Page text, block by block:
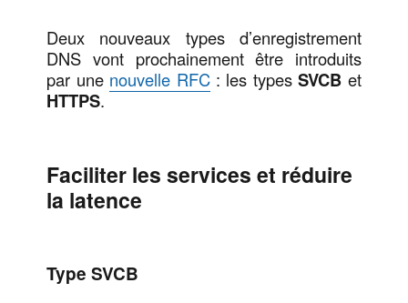
Deux nouveaux types d’enregistrement
DNS vont prochainement être introduits
par une nouvelle RFC: les typesSVCB et
HTTPS.
Faciliter les services et réduire
la latence
Type SVCB